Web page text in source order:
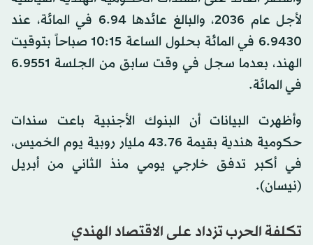
لأجل عام 2036، والبالغ عائدها 6.94 في المائة، عند
6.9430 في المائة بحلول الساعة 10:15 صباحاً بتوقيت
الهند، بعدما سجل في وقت سابق من الجلسة 6.9551
في المائة.
وأظهرت البيانات أن البنوك الأجنبية باعت سندات
حكومية هندية بقيمة 43.76 مليار روبية يوم الخميس،
في أكبر تدفق خارجي يومي منذ الثاني من أبريل
(نيسان).
تكلفة الحرب تزداد على الاقتصاد الهندي